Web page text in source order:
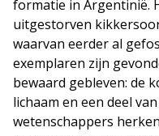
formatie in Argentinië.
uitgestorven
waarvan eerder al
exemplaren zijn
bewaard gebleven: de
lichaam en een deel
wetenschappers